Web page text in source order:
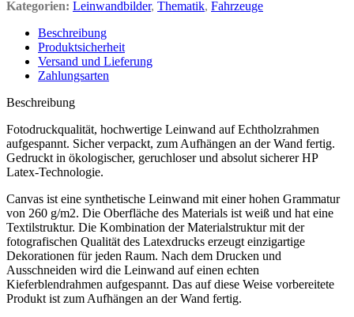
Kategorien: Leinwandbilder, Thematik, Fahrzeuge
Beschreibung
Produktsicherheit
Versand und Lieferung
Zahlungsarten
Beschreibung
Fotodruckqualität, hochwertige Leinwand auf Echtholzrahmen
aufgespannt. Sicher verpackt, zum Aufhängen an der Wand fertig.
Gedruckt in ökologischer, geruchloser und absolut sicherer HP
Latex-Technologie.
Canvas ist eine synthetische Leinwand mit einer hohen Grammatur
von 260 g/m2. Die Oberfläche des Materials ist weiß und hat eine
Textilstruktur. Die Kombination der Materialstruktur mit der
fotografischen Qualität des Latexdrucks erzeugt einzigartige
Dekorationen für jeden Raum. Nach dem Drucken und
Ausschneiden wird die Leinwand auf einen echten
Kieferblendrahmen aufgespannt. Das auf diese Weise vorbereitete
Produkt ist zum Aufhängen an der Wand fertig.